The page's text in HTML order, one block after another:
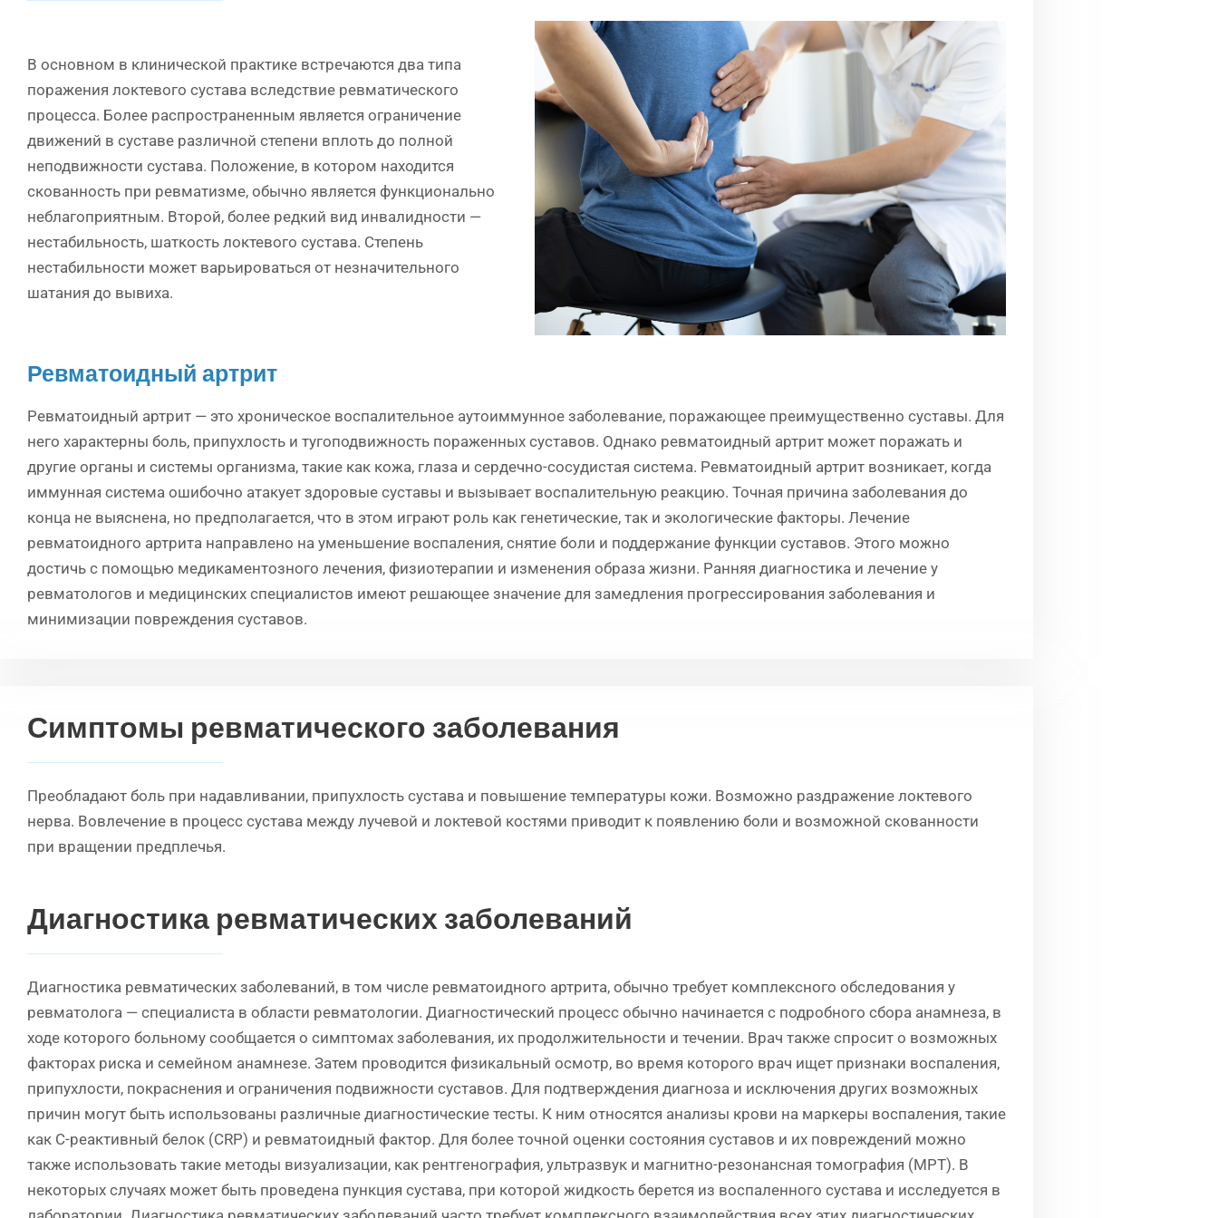
В основном в клинической практике встречаются два типа
поражения локтевого сустава вследствие ревматического
процесса. Более распространенным является ограничение
движений в суставе различной степени вплоть до полной
неподвижности сустава. Положение, в котором находится
скованность при ревматизме, обычно является функционально
неблагоприятным. Второй, более редкий вид инвалидности —
нестабильность, шаткость локтевого сустава. Степень
нестабильности может варьироваться от незначительного
шатания до вывиха.
Ревматоидный артрит
Ревматоидный артрит — это хроническое воспалительное аутоиммунное заболевание, поражающее преимущественно суставы. Для
него характерны боль, припухлость и тугоподвижность пораженных суставов. Однако ревматоидный артрит может поражать и
другие органы и системы организма, такие как кожа, глаза и сердечно-сосудистая система. Ревматоидный артрит возникает, когда
иммунная система ошибочно атакует здоровые суставы и вызывает воспалительную реакцию. Точная причина заболевания до
конца не выяснена, но предполагается, что в этом играют роль как генетические, так и экологические факторы. Лечение
ревматоидного артрита направлено на уменьшение воспаления, снятие боли и поддержание функции суставов. Этого можно
достичь с помощью медикаментозного лечения, физиотерапии и изменения образа жизни. Ранняя диагностика и лечение у
ревматологов и медицинских специалистов имеют решающее значение для замедления прогрессирования заболевания и
минимизации повреждения суставов.
Симптомы ревматического заболевания
Преобладают боль при надавливании, припухлость сустава и повышение температуры кожи. Возможно раздражение локтевого
нерва. Вовлечение в процесс сустава между лучевой и локтевой костями приводит к появлению боли и возможной скованности
при вращении предплечья.
Диагностика ревматических заболеваний
Диагностика ревматических заболеваний, в том числе ревматоидного артрита, обычно требует комплексного обследования у
ревматолога — специалиста в области ревматологии. Диагностический процесс обычно начинается с подробного сбора анамнеза, в
ходе которого больному сообщается о симптомах заболевания, их продолжительности и течении. Врач также спросит о возможных
факторах риска и семейном анамнезе. Затем проводится физикальный осмотр, во время которого врач ищет признаки воспаления,
припухлости, покраснения и ограничения подвижности суставов. Для подтверждения диагноза и исключения других возможных
причин могут быть использованы различные диагностические тесты. К ним относятся анализы крови на маркеры воспаления, такие
как С-реактивный белок (CRP) и ревматоидный фактор. Для более точной оценки состояния суставов и их повреждений можно
также использовать такие методы визуализации, как рентгенография, ультразвук и магнитно-резонансная томография (МРТ). В
некоторых случаях может быть проведена пункция сустава, при которой жидкость берется из воспаленного сустава и исследуется в